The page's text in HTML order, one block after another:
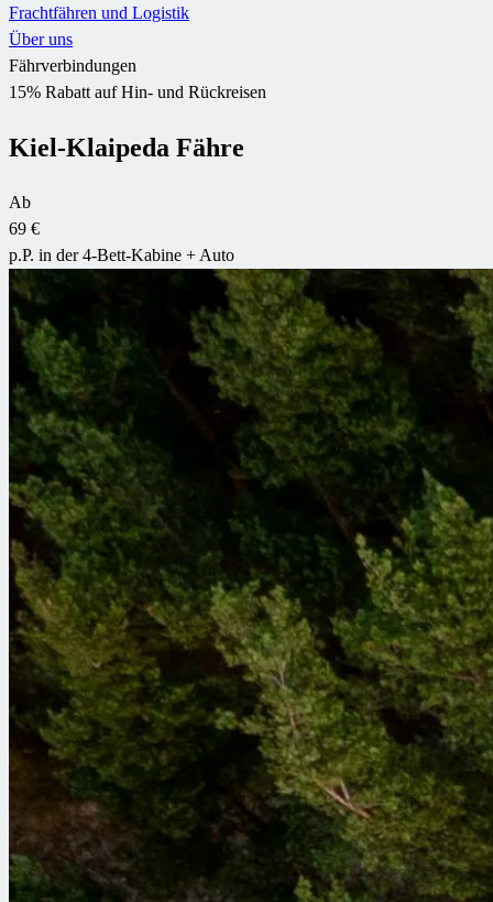
Frachtfähren und Logistik
Über uns
Fährverbindungen
15% Rabatt auf Hin- und Rückreisen
Kiel-Klaipeda Fähre
Ab
69 €
p.P. in der 4-Bett-Kabine + Auto